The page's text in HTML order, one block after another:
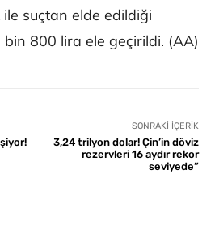
suçtan elde edildiği
800 lira ele geçirildi. (AA)
SONRAKI İÇERIK
3,24 trilyon dolar! Çin’in döviz
rezervleri 16 aydır rekor
seviyede”